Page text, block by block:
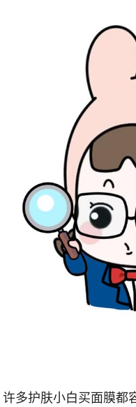
许多护肤小白买面膜都